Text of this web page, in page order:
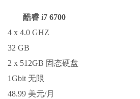
酷睿 i7 6700
4 x 4.0 GHZ
32 GB
2 x 512GB 固态硬盘
1Gbit 无限
48.99 美元/月